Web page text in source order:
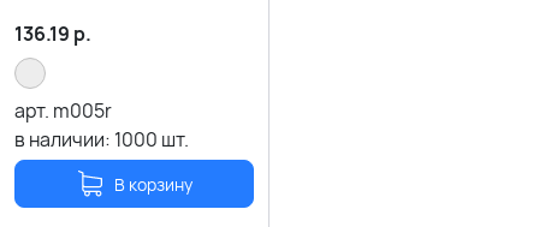
136.19 р.
арт. m005r
в наличии: 1000 шт.
В корзину